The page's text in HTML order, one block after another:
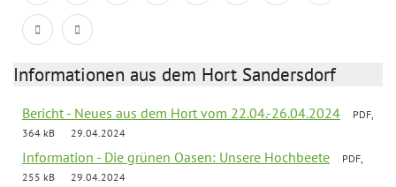
Informationen aus dem Hort Sandersdorf
Bericht - Neues aus dem Hort vom 22.04.-26.04.2024
PDF,
364 kB
29.04.2024
Information - Die grünen Oasen: Unsere Hochbeete
PDF,
255 kB
29.04.2024